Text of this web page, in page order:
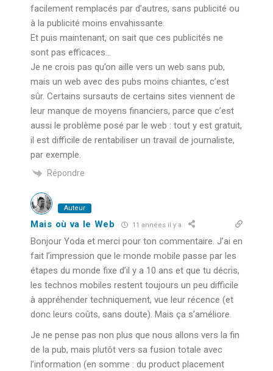
facilement remplacés par d’autres, sans publicité ou
à la publicité moins envahissante.
Et puis maintenant, on sait que ces publicités ne
sont pas efficaces…
Je ne crois pas qu’on aille vers un web sans pub,
mais un web avec des pubs moins chiantes, c’est
sûr. Certains sursauts de certains sites viennent de
leur manque de moyens financiers, parce que c’est
aussi le problème posé par le web : tout y est gratuit,
il est difficile de rentabiliser un travail de journaliste,
par exemple.
Répondre
Auteur
Mais où va le Web 11 années il y a
Bonjour Yoda et merci pour ton commentaire. J’ai en
fait l’impression que le monde mobile passe par les
étapes du monde fixe d’il y a 10 ans et que tu décris,
les technos mobiles restent toujours un peu difficile
à appréhender techniquement, vue leur récence (et
donc leurs coûts, sans doute). Mais ça s’améliore.
Je ne pense pas non plus que nous allons vers la fin
de la pub, mais plutôt vers sa fusion totale avec
l’information (en somme : du product placement